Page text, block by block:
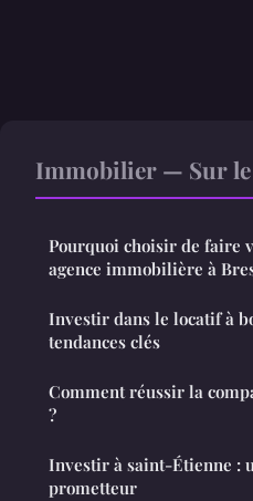
Immobilier — Sur le
Pourquoi choisir de faire
agence immobilière à
Investir dans le locatif à
tendances clés
Comment réussir la
?
Investir à saint-Étienne :
prometteur